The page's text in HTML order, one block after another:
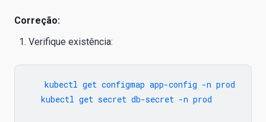
Correção:
Verifique existência:
   kubectl get configmap app-config -n prod
   kubectl get secret db-secret -n prod